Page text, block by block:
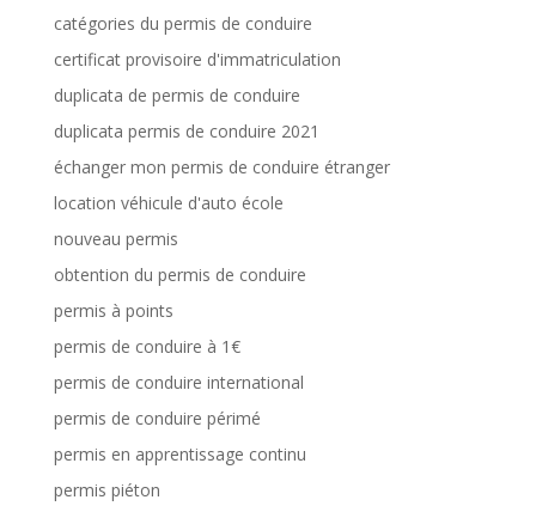
catégories du permis de conduire
certificat provisoire d'immatriculation
duplicata de permis de conduire
duplicata permis de conduire 2021
échanger mon permis de conduire étranger
location véhicule d'auto école
nouveau permis
obtention du permis de conduire
permis à points
permis de conduire à 1€
permis de conduire international
permis de conduire périmé
permis en apprentissage continu
permis piéton